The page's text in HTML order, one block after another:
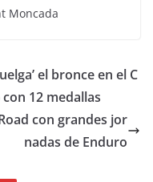
Moncada
el bronce en el C
12 medallas
con grandes jor
nadas de Enduro